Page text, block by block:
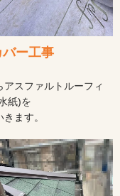
バー工事
アスファルトルーフィ
紙)を
ます。